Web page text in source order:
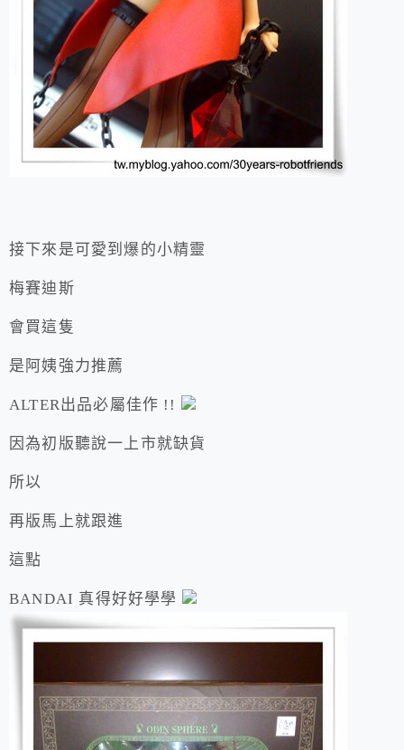
接下來是可愛到爆的小精靈
梅賽迪斯
會買這隻
是阿姨強力推薦
ALTER出品必屬佳作 !!
因為初版聽說一上市就缺貨
所以
再版馬上就跟進
這點
BANDAI 真得好好學學